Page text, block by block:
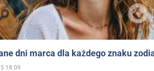
dni marca dla każdego znaku
18:09